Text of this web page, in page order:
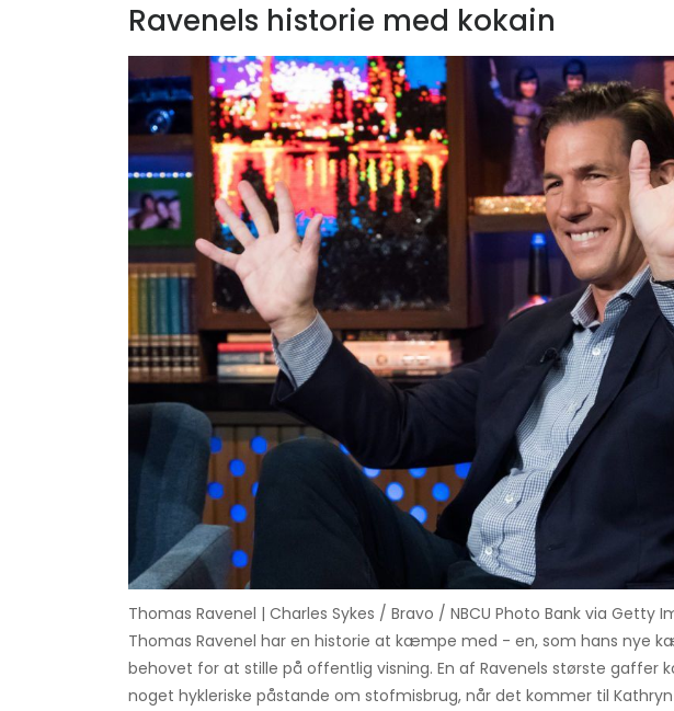
Ravenels historie med kokain
Thomas Ravenel | Charles Sykes / Bravo / NBCU Photo Bank via Getty
Thomas Ravenel har en historie at kæmpe med - en, som hans nye
behovet for at stille på offentlig visning. En af Ravenels største gaffer
noget hykleriske påstande om stofmisbrug, når det kommer til Kathryn